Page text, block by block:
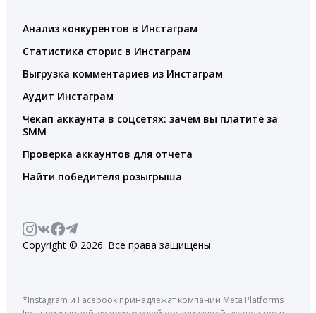
Анализ конкурентов в Инстаграм
Статистика сторис в Инстаграм
Выгрузка комментариев из Инстаграм
Аудит Инстаграм
Чекап аккаунта в соцсетях: зачем вы платите за
SMM
Проверка аккаунтов для отчета
Найти победителя розыгрыша
Copyright © 2026. Все права защищены.
*Instagram и Facebook принадлежат компании Meta Platforms